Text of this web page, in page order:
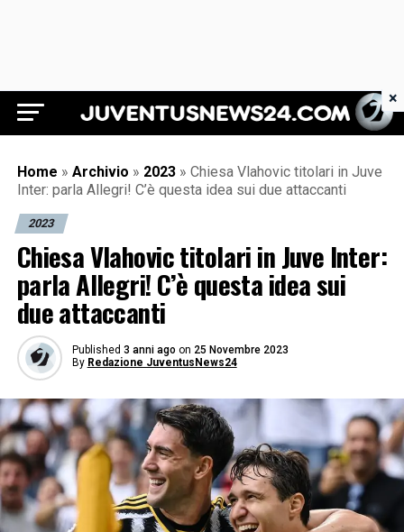
Juventus News 24
Home » Archivio » 2023 » Chiesa Vlahovic titolari in Juve
Inter: parla Allegri! C’è questa idea sui due attaccanti
2023
Chiesa Vlahovic titolari in Juve Inter:
parla Allegri! C’è questa idea sui
due attaccanti
Published 3 anni ago on 25 Novembre 2023
By Redazione JuventusNews24
×